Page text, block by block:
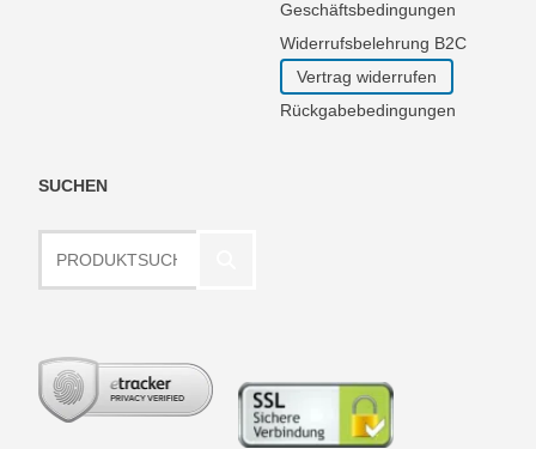
Geschäftsbedingungen
Widerrufsbelehrung B2C
Vertrag widerrufen
Rückgabebedingungen
SUCHEN